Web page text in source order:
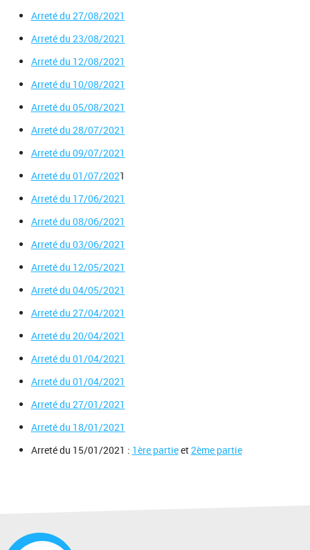
Arreté du 27/08/2021
Arreté du 23/08/2021
Arreté du 12/08/2021
Arreté du 10/08/2021
Arreté du 05/08/2021
Arreté du 28/07/2021
Arreté du 09/07/2021
Arreté du 01/07/2021
Arreté du 17/06/2021
Arreté du 08/06/2021
Arreté du 03/06/2021
Arreté du 12/05/2021
Arreté du 04/05/2021
Arreté du 27/04/2021
Arreté du 20/04/2021
Arreté du 01/04/2021
Arreté du 01/04/2021
Arreté du 27/01/2021
Arreté du 18/01/2021
Arreté du 15/01/2021 : 1ère partieet2ème partie